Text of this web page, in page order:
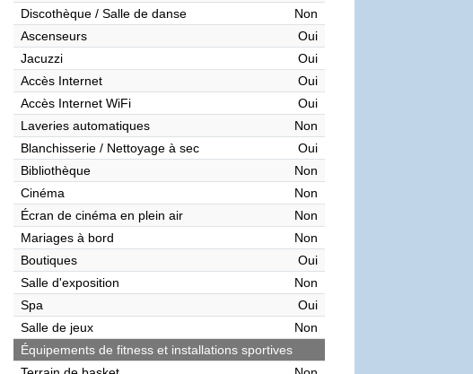
Discothèque / Salle de danse
Non
Ascenseurs
Oui
Jacuzzi
Oui
Accès Internet
Oui
Accès Internet WiFi
Oui
Laveries automatiques
Non
Blanchisserie / Nettoyage à sec
Oui
Bibliothèque
Non
Cinéma
Non
Écran de cinéma en plein air
Non
Mariages à bord
Non
Boutiques
Oui
Salle d'exposition
Non
Spa
Oui
Salle de jeux
Non
Équipements de fitness et installations sportives